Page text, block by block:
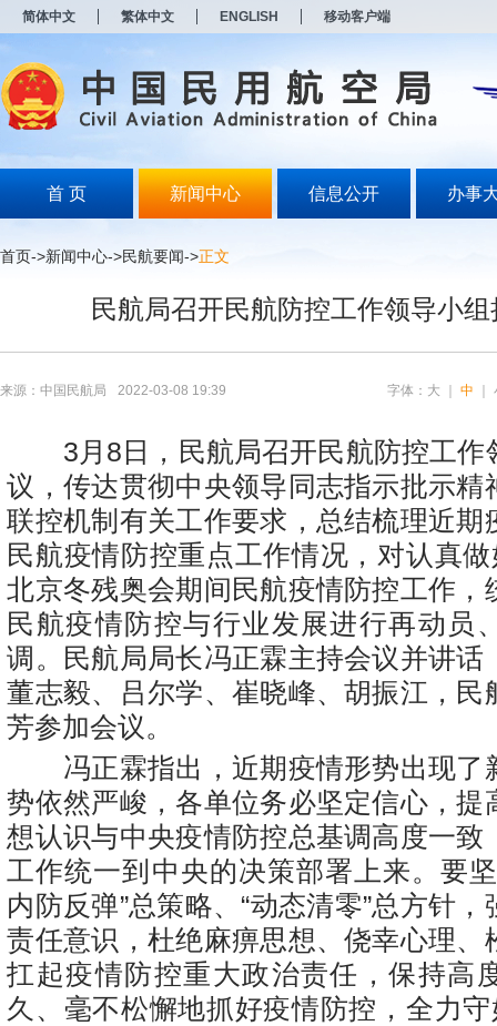
简体中文 繁体中文 ENGLISH 移动客户端
首 页 新闻中心 信息公开 办事
首页->新闻中心->民航要闻->正文
民航局召开民航防控工作领导小
来源：中国民航局 2022-03-08 19:39 字体： 大 中
3月8日，民航局召开民航防控工作
议，传达贯彻中央领导同志指示批示精
联控机制有关工作要求，总结梳理近期
民航疫情防控重点工作情况，对认真做
北京冬残奥会期间民航疫情防控工作，
民航疫情防控与行业发展进行再动员
调。民航局局长冯正霖主持会议并讲话
董志毅、吕尔学、崔晓峰、胡振江，民
芳参加会议。
冯正霖指出，近期疫情形势出现了
势依然严峻，各单位务必坚定信心，提
想认识与中央疫情防控总基调高度一致
工作统一到中央的决策部署上来。要
内防反弹”总策略、“动态清零”总方针
责任意识，杜绝麻痹思想、侥幸心理、
扛起疫情防控重大政治责任，保持高
久、毫不松懈地抓好疫情防控，全力守
打
开
无
障
说
按
Alt
开